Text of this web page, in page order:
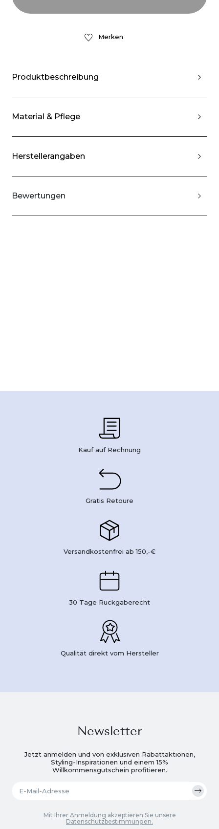
Merken
Produktbeschreibung
Material & Pflege
Herstellerangaben
Bewertungen
Kauf auf Rechnung
Gratis Retoure
Versandkostenfrei ab 150,-€
30 Tage Rückgaberecht
Qualität direkt vom Hersteller
Newsletter
Jetzt anmelden und von exklusiven Rabattaktionen,
Styling-Inspirationen und einem 15%
Willkommensgutschein profitieren.
Mit Ihrer Anmeldung akzeptieren Sie unsere
Datenschutzbestimmungen.